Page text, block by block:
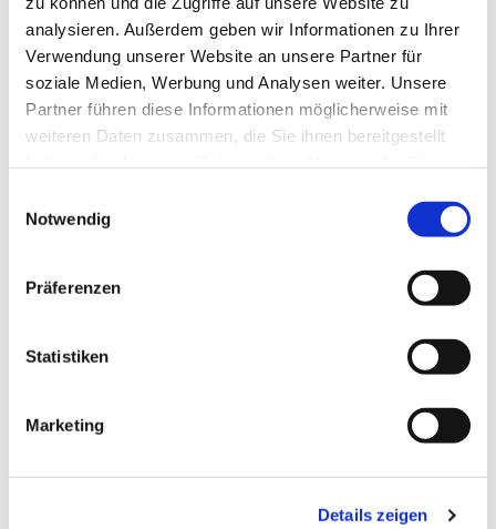
analysieren. Außerdem geben wir Informationen zu Ihrer
Verwendung unserer Website an unsere Partner für
soziale Medien, Werbung und Analysen weiter. Unsere
Partner führen diese Informationen möglicherweise mit
weiteren Daten zusammen, die Sie ihnen bereitgestellt
Notwendig
Präferenzen
Statistiken
Marketing
Details zeigen
Dies könnte Sie auch
interessieren